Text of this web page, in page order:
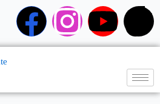
F
a
I
n
Y
o
T
i
k